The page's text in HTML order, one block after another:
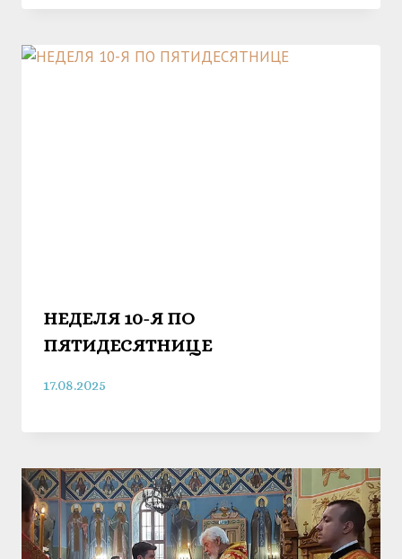
НЕДЕЛЯ 10-Я ПО
ПЯТИДЕСЯТНИЦЕ
17.08.2025